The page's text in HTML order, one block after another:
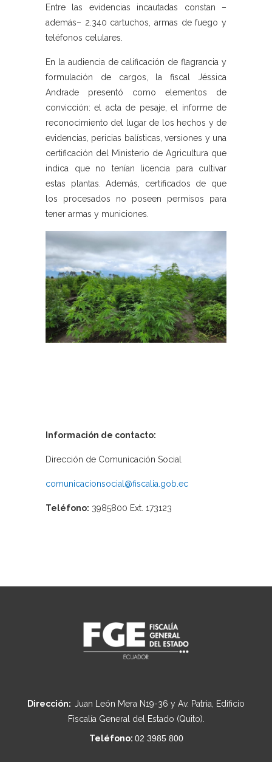
Entre las evidencias incautadas constan –
además– 2.340 cartuchos, armas de fuego y
teléfonos celulares.
En la audiencia de calificación de flagrancia y
formulación de cargos, la fiscal Jéssica
Andrade presentó como elementos de
convicción: el acta de pesaje, el informe de
reconocimiento del lugar de los hechos y de
evidencias, pericias balísticas, versiones y una
certificación del Ministerio de Agricultura que
indica que no tenían licencia para cultivar
estas plantas. Además, certificados de que
los procesados no poseen permisos para
tener armas y municiones.
Información de contacto:
Dirección de Comunicación Social
comunicacionsocial@fiscalia.gob.ec
Teléfono: 3985800 Ext. 173123
Dirección: Juan León Mera N19-36 y Av. Patria, Edificio
Fiscalía General del Estado (Quito).
Teléfono: 02 3985 800